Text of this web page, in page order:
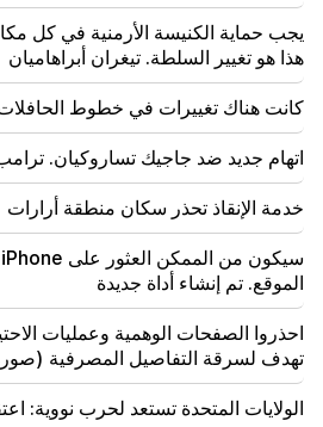
10:20
تولى أبيلاردو دي لا إسبريلا رسميا
10:02
ترك غوستافو بيترو منصب رئيس
09:55
"النشر". كم من المال تتقاضاه
09:38
بدأ باشينيان عملية مطاردة
"النشر"
09:13
أغفان فاردانيان معزول عن الفصيل.
09:05
يجب حماية الكنيسة الأرمنية في كل
هذا هو تغيير السلطة. تيغران أبراهاميان
كانت هناك تغييرات في خطوط
اتهام جديد ضد جاجيك تساروكيان.
خدمة الإنقاذ تحذر سكان منطقة أرارات
الموقع. تم إنشاء أداة جديدة
احذروا الصفحات الوهمية وعمليات
تهدف لسرقة التفاصيل المصرفية
الولايات المتحدة تستعد لحرب نووية: